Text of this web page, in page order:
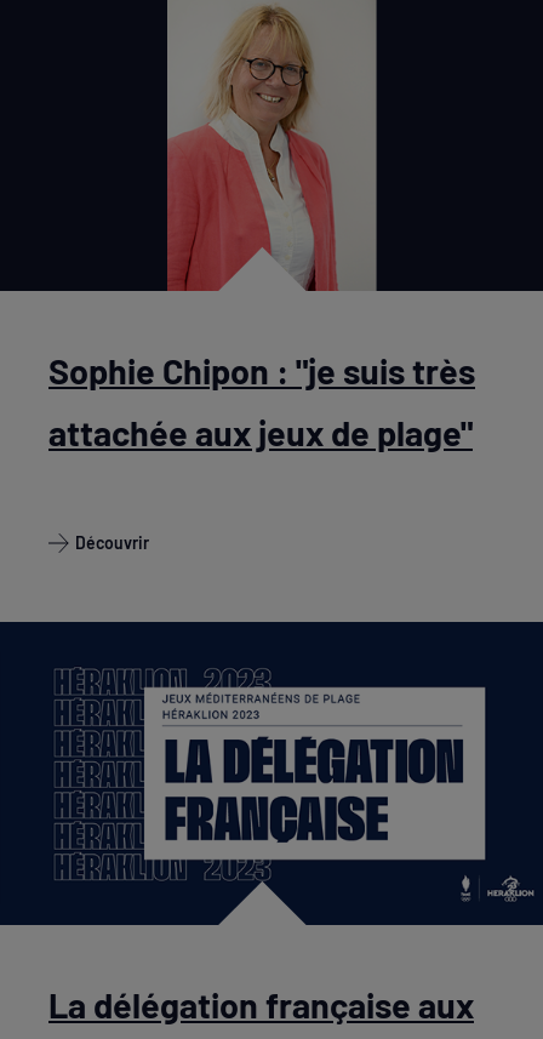
Sophie Chipon : "je suis très
attachée aux jeux de plage"
Découvrir
La délégation française aux